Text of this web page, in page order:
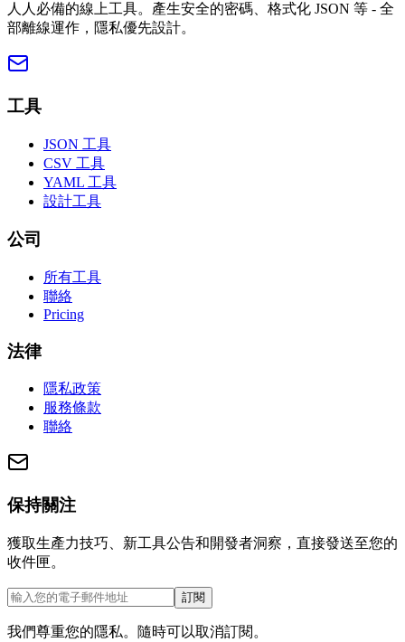
人人必備的線上工具。產生安全的密碼、格式化 JSON 等 - 全
部離線運作，隱私優先設計。
工具
JSON 工具
CSV 工具
YAML 工具
設計工具
公司
所有工具
聯絡
Pricing
法律
隱私政策
服務條款
聯絡
保持關注
獲取生產力技巧、新工具公告和開發者洞察，直接發送至您的
收件匣。
訂閱
我們尊重您的隱私。隨時可以取消訂閱。